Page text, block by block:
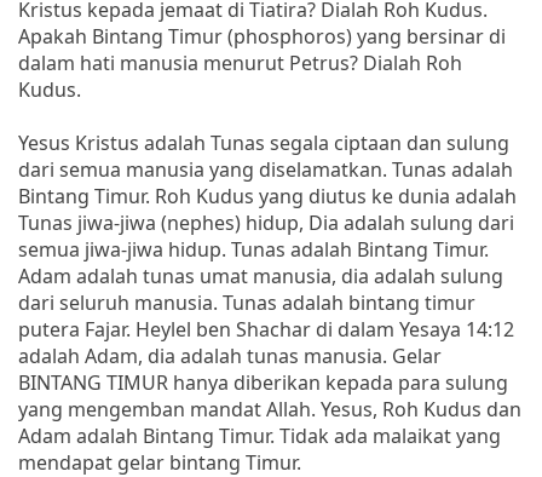
Kristus kepada jemaat di Tiatira? Dialah Roh Kudus.
Apakah Bintang Timur (phosphoros) yang bersinar di
dalam hati manusia menurut Petrus? Dialah Roh
Kudus.
Yesus Kristus adalah Tunas segala ciptaan dan sulung
dari semua manusia yang diselamatkan. Tunas adalah
Bintang Timur. Roh Kudus yang diutus ke dunia adalah
Tunas jiwa-jiwa (nephes) hidup, Dia adalah sulung dari
semua jiwa-jiwa hidup. Tunas adalah Bintang Timur.
Adam adalah tunas umat manusia, dia adalah sulung
dari seluruh manusia. Tunas adalah bintang timur
putera Fajar. Heylel ben Shachar di dalam Yesaya 14:12
adalah Adam, dia adalah tunas manusia. Gelar
BINTANG TIMUR hanya diberikan kepada para sulung
yang mengemban mandat Allah. Yesus, Roh Kudus dan
Adam adalah Bintang Timur. Tidak ada malaikat yang
mendapat gelar bintang Timur.